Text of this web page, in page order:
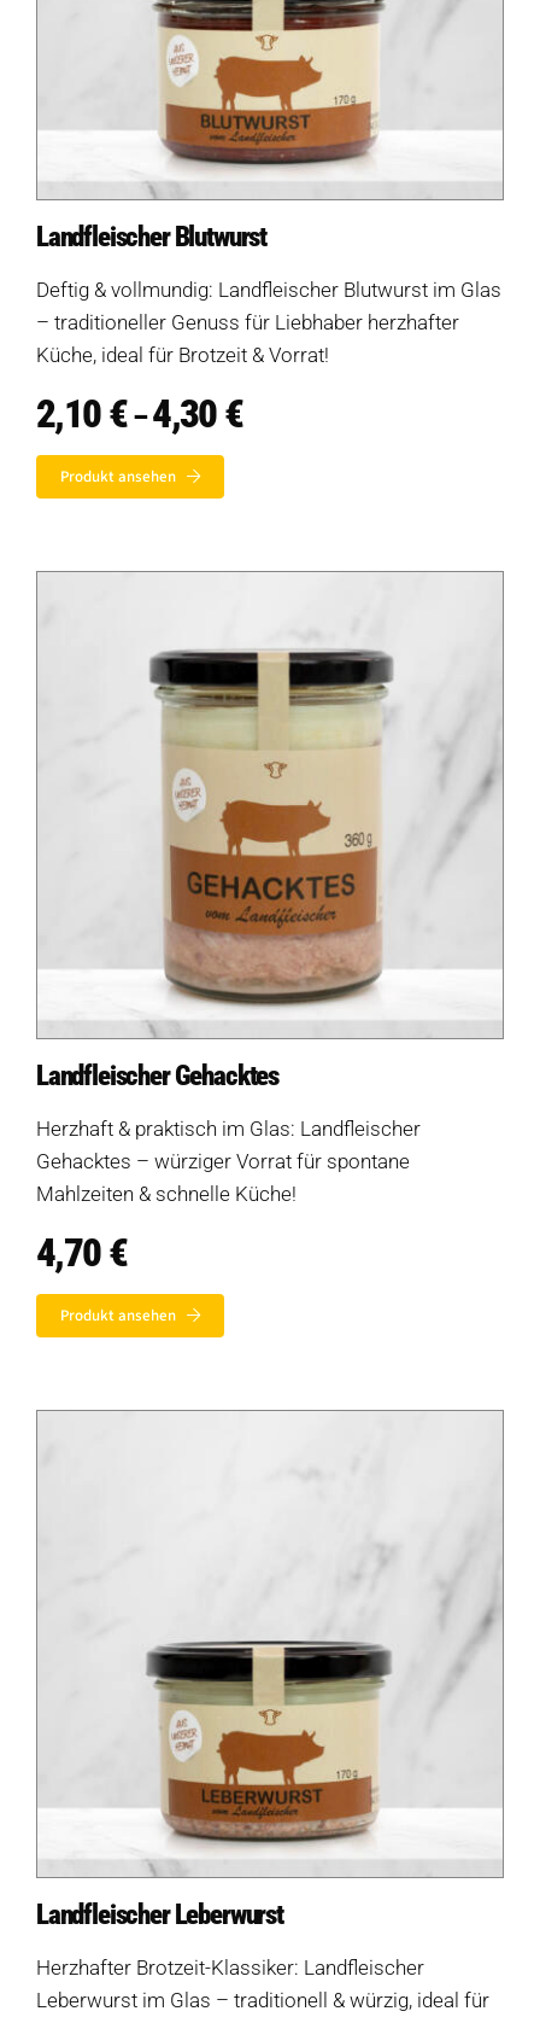
Landfleischer Blutwurst
Deftig & vollmundig: Landfleischer Blutwurst im Glas
– traditioneller Genuss für Liebhaber herzhafter
Küche, ideal für Brotzeit & Vorrat!
2,10€ –4,30€Preisspanne:
2,10 €
Produkt ansehen
Landfleischer Gehacktes
Herzhaft & praktisch im Glas: Landfleischer
Gehacktes – würziger Vorrat für spontane
Mahlzeiten & schnelle Küche!
4,70€
Produkt ansehen
Landfleischer Leberwurst
Herzhafter Brotzeit-Klassiker: Landfleischer
Leberwurst im Glas – traditionell & würzig, ideal für
Auf dieser Seite
Weitere Ressourcen
Verkaufswagen-Tour
Weitere Verkaufsstellen
Über uns
Produkte
Salate
Klöße